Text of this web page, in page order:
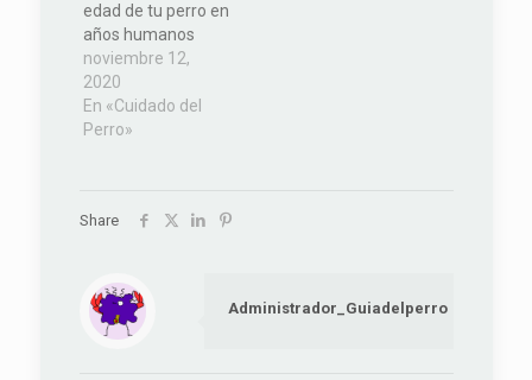
edad de tu perro en
años humanos
noviembre 12,
2020
En «Cuidado del
Perro»
Share
Administrador_Guiadelperro